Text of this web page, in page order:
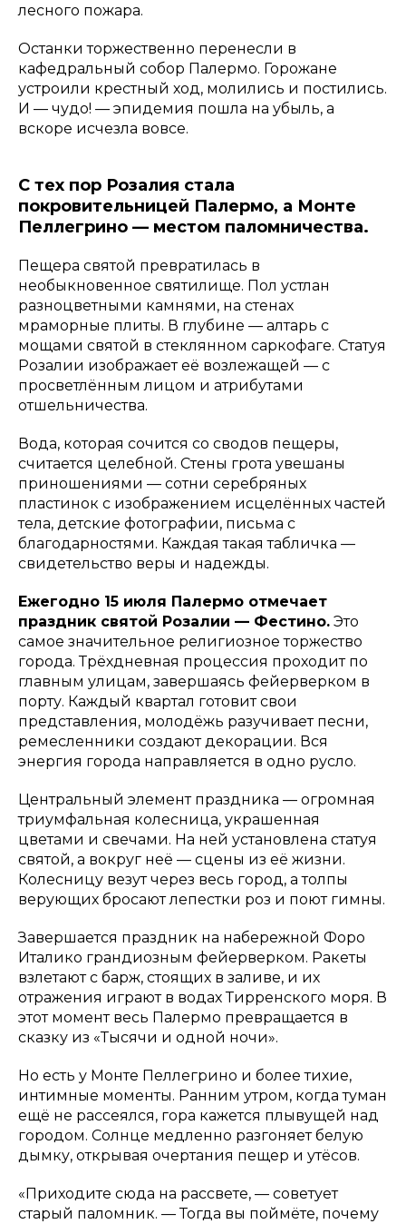
лесного пожара.
Останки торжественно перенесли в
кафедральный собор Палермо. Горожане
устроили крестный ход, молились и постились.
И — чудо! — эпидемия пошла на убыль, а
вскоре исчезла вовсе.
С тех пор Розалия стала
покровительницей Палермо, а Монте
Пеллегрино — местом паломничества.
Пещера святой превратилась в
необыкновенное святилище. Пол устлан
разноцветными камнями, на стенах
мраморные плиты. В глубине — алтарь с
мощами святой в стеклянном саркофаге. Статуя
Розалии изображает её возлежащей — с
просветлённым лицом и атрибутами
отшельничества.
Вода, которая сочится со сводов пещеры,
считается целебной. Стены грота увешаны
приношениями — сотни серебряных
пластинок с изображением исцелённых частей
тела, детские фотографии, письма с
благодарностями. Каждая такая табличка —
свидетельство веры и надежды.
Ежегодно 15 июля Палермо отмечает
праздник святой Розалии — Фестино. Это
самое значительное религиозное торжество
города. Трёхдневная процессия проходит по
главным улицам, завершаясь фейерверком в
порту. Каждый квартал готовит свои
представления, молодёжь разучивает песни,
ремесленники создают декорации. Вся
энергия города направляется в одно русло.
Центральный элемент праздника — огромная
триумфальная колесница, украшенная
цветами и свечами. На ней установлена статуя
святой, а вокруг неё — сцены из её жизни.
Колесницу везут через весь город, а толпы
верующих бросают лепестки роз и поют гимны.
Завершается праздник на набережной Форо
Италико грандиозным фейерверком. Ракеты
взлетают с барж, стоящих в заливе, и их
отражения играют в водах Тирренского моря. В
этот момент весь Палермо превращается в
сказку из «Тысячи и одной ночи».
Но есть у Монте Пеллегрино и более тихие,
интимные моменты. Ранним утром, когда туман
ещё не рассеялся, гора кажется плывущей над
городом. Солнце медленно разгоняет белую
дымку, открывая очертания пещер и утёсов.
«Приходите сюда на рассвете, — советует
старый паломник. — Тогда вы поймёте, почему